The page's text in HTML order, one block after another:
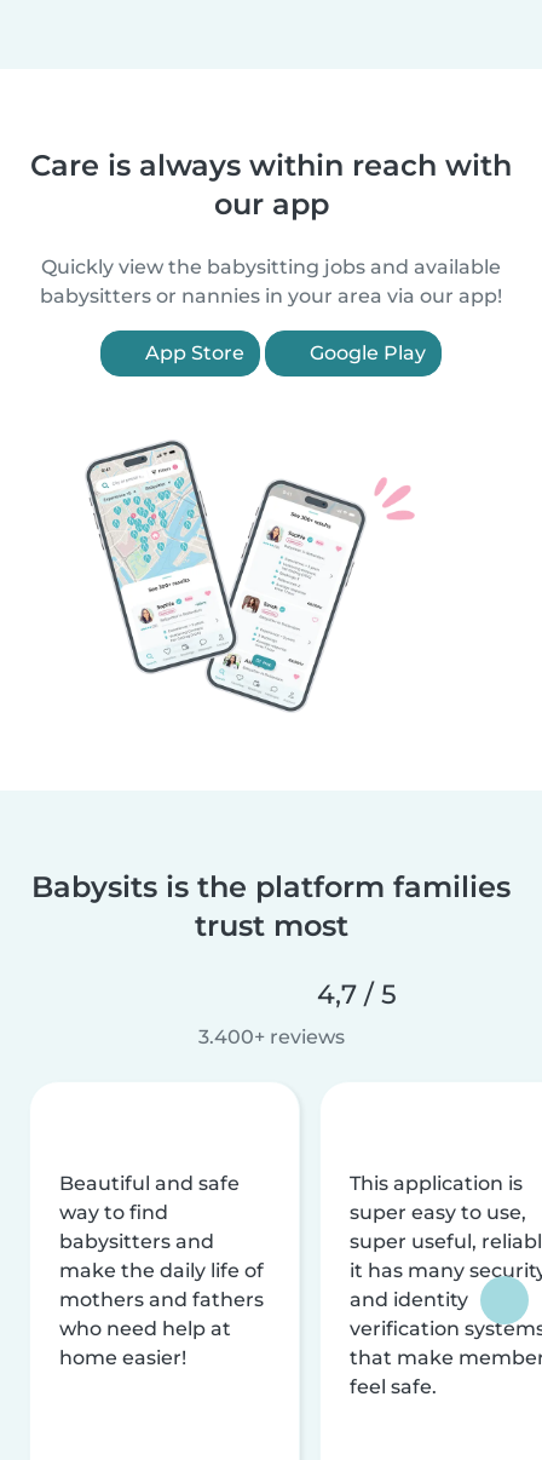
Care is always within reach with
our app
Quickly view the babysitting jobs and available
babysitters or nannies in your area via our app!
App Store Google Play
Babysits is the platform families
trust most
4,7 / 5
3.400+ reviews
Beautiful and safe
way to find
babysitters and
make the daily life of
mothers and fathers
who need help at
home easier!
This application is
super easy to use,
super useful,
it has many
and identity
verification
that make
feel safe.